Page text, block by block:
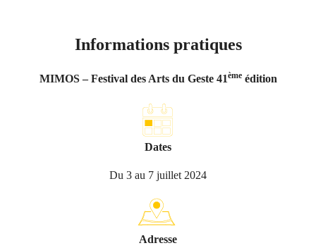
Informations pratiques
MIMOS – Festival des Arts du Geste 41èmeédition
Dates
Du 3 au 7 juillet 2024
Adresse